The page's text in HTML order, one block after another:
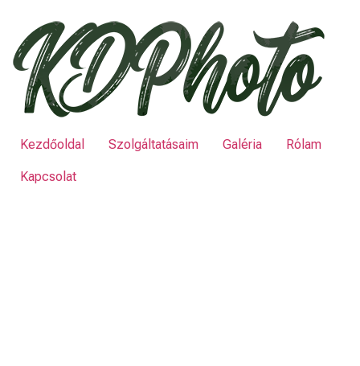
Kezdőoldal Szolgáltatásaim Galéria Rólam
Kapcsolat